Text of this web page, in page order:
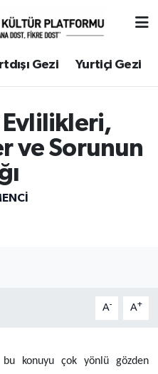
Gezi Yurtiçi Gezi
Evlilikleri,
ve Sorunun
A- A+
konuyu çok yönlü gözden
Haritası
ve Fikstür